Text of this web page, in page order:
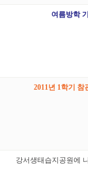
여름방학
2011년 1학기 참
강서생태습지공원에